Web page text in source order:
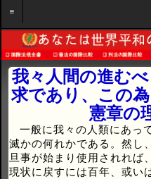
我々人間の進む
求であり、この
憲章の
一般に我々の人類にあっ
滅かの何れかである。然し
旦事が始まり使用されれば
現状に戻すには百年、或い